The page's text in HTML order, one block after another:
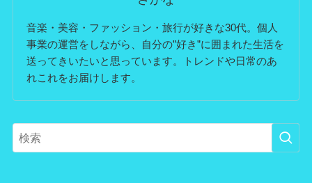
音楽・美容・ファッション・旅行が好きな30代。個人
事業の運営をしながら、自分の”好き”に囲まれた生活を
送ってきいたいと思っています。トレンドや日常のあ
れこれをお届けします。